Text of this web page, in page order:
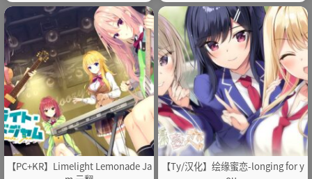
【PC+KR】Limelight Lemonade Ja
【Ty/汉化】绘缘蜜恋-longing for y